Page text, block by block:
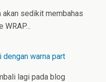
sedikit membahas
WRAP…
warna part
lagi pada blog